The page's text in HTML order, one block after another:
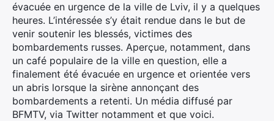
évacuée en urgence de la ville de Lviv, il y a quelques
heures. L’intéressée s’y était rendue dans le but de
venir soutenir les blessés, victimes des
bombardements russes. Aperçue, notamment, dans
un café populaire de la ville en question, elle a
finalement été évacuée en urgence et orientée vers
un abris lorsque la sirène annonçant des
bombardements a retenti. Un média diffusé par
BFMTV, via Twitter notamment et que voici.